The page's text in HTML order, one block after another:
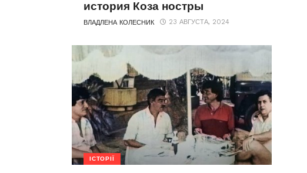
история Коза ностры
ВЛАДЛЕНА КОЛЕСНИК 23 АВГУСТА, 2024
ІСТОРІЇ